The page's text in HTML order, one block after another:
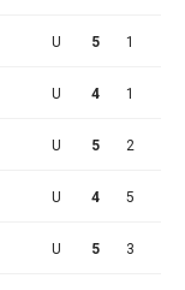
U 5 1
U 4 1
U 5 2
U 4 5
U 5 3